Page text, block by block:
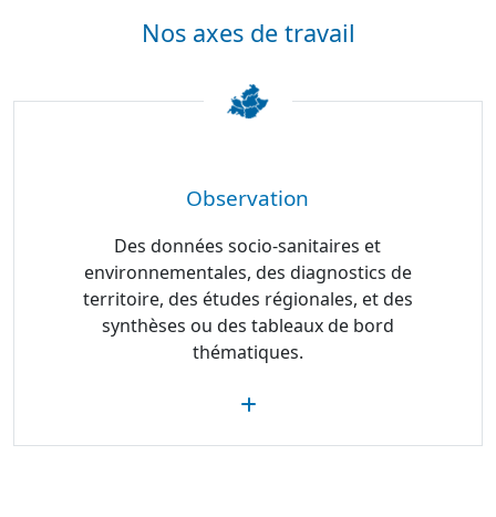
Nos axes de travail
Observation
Des données socio-sanitaires et
environnementales, des diagnostics de
territoire, des études régionales, et des
synthèses ou des tableaux de bord
thématiques.